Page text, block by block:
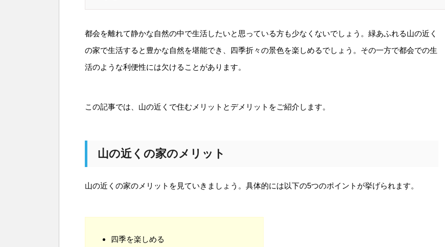
都会を離れて静かな自然の中で生活したいと思っている方も少なくないでしょう。緑あふれる山の近く
の家で生活すると豊かな自然を堪能でき、四季折々の景色を楽しめるでしょう。その一方で都会での生
活のような利便性には欠けることがあります。
この記事では、山の近くで住むメリットとデメリットをご紹介します。
山の近くの家のメリット
山の近くの家のメリットを見ていきましょう。具体的には以下の5つのポイントが挙げられます。
四季を楽しめる